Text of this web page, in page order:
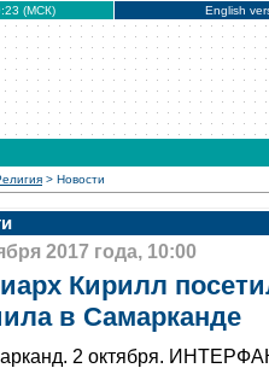
(МСК) English
> Новости
2017 года, 10:00
Кирилл
в Самарканде
2 октября.